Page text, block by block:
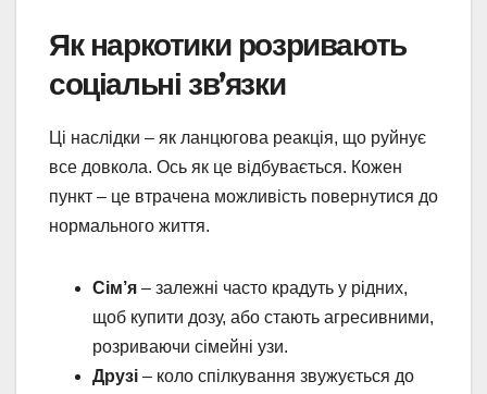
Як наркотики розривають
соціальні зв’язки
Ці наслідки – як ланцюгова реакція, що руйнує
все довкола. Ось як це відбувається. Кожен
пункт – це втрачена можливість повернутися до
нормального життя.
Сім’я – залежні часто крадуть у рідних,
щоб купити дозу, або стають агресивними,
розриваючи сімейні узи.
Друзі – коло спілкування звужується до